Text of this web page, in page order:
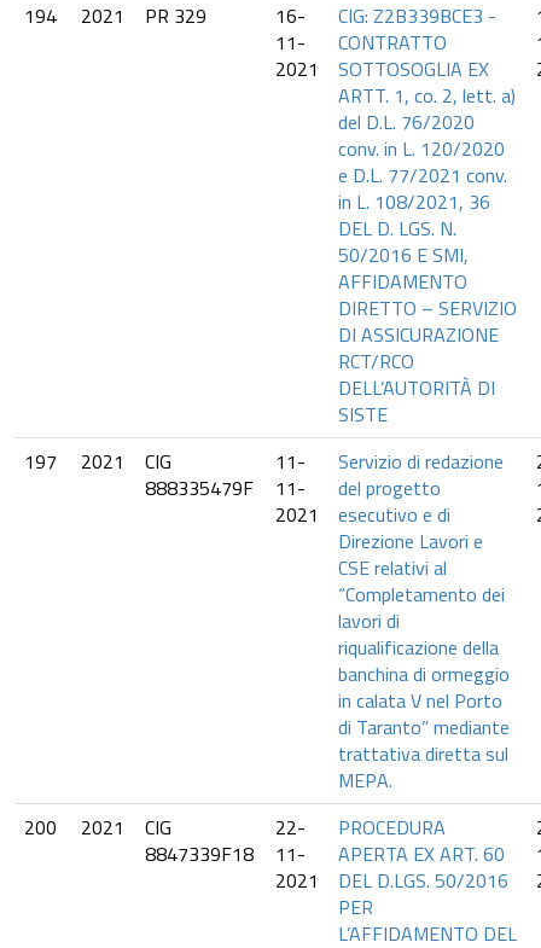
194 2021 PR 329
16-
11-
2021
CIG: Z2B339BCE3 -
CONTRATTO
SOTTOSOGLIA EX
ARTT. 1, co. 2, lett. a)
del D.L. 76/2020
conv. in L. 120/2020
e D.L. 77/2021 conv.
in L. 108/2021, 36
DEL D. LGS. N.
50/2016 E SMI,
AFFIDAMENTO
DIRETTO – SERVIZIO
DI ASSICURAZIONE
RCT/RCO
DELL’AUTORITÀ DI
SISTE
197 2021
CIG
888335479F
11-
11-
2021
Servizio di redazione
del progetto
esecutivo e di
Direzione Lavori e
CSE relativi al
“Completamento dei
lavori di
riqualificazione della
banchina di ormeggio
in calata V nel Porto
di Taranto” mediante
trattativa diretta sul
MEPA.
200 2021
CIG
8847339F18
22-
11-
2021
PROCEDURA
APERTA EX ART. 60
DEL D.LGS. 50/2016
PER
L’AFFIDAMENTO DEL